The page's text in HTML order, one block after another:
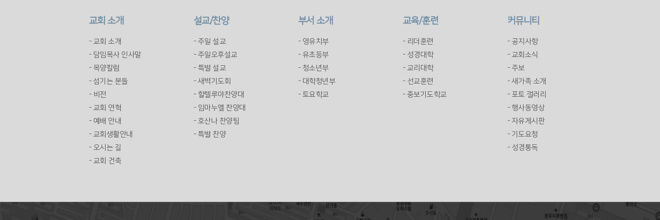
교회 소개
- 교회 소개
- 담임목사 인사말
- 목양칼럼
- 섬기는 분들
- 비전
- 교회 연혁
- 예배 안내
- 교회생활안내
- 오시는 길
- 교회 건축
설교/찬양
- 주일 설교
- 주일오후설교
- 특별 설교
- 새벽기도회
- 할렐루야찬양대
- 임마누엘 찬양대
- 호산나 찬양팀
- 특별 찬양
부서 소개
- 영유치부
- 유초등부
- 청소년부
- 대학청년부
- 토요학교
교육/훈련
- 리더훈련
- 성경대학
- 교리대학
- 선교훈련
- 중보기도학교
커뮤니티
- 공지사항
- 교회소식
- 주보
- 새가족 소개
- 포토 갤러리
- 행사동영상
- 자유게시판
- 기도요청
- 성경통독